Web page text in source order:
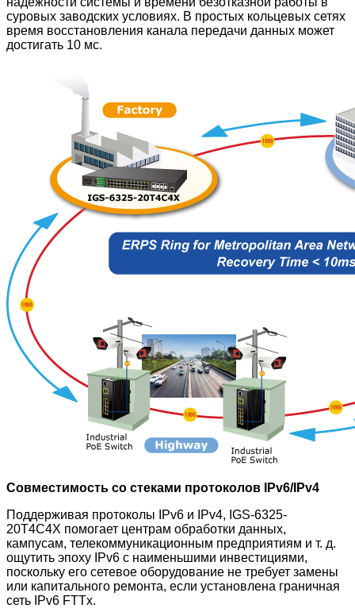
суровых заводских условиях. В простых кольцевых сетях
время восстановления канала передачи данных может
достигать 10 мс.
Совместимость со стеками протоколов IPv6/IPv4
Поддерживая протоколы IPv6 и IPv4, IGS-6325-
20T4C4X помогает центрам обработки данных,
кампусам, телекоммуникационным предприятиям и т. д.
ощутить эпоху IPv6 с наименьшими инвестициями,
поскольку его сетевое оборудование не требует замены
или капитального ремонта, если установлена граничная
сеть IPv6 FTTx.